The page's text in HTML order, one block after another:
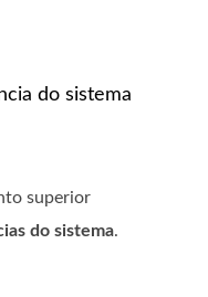
do sistema
superior
do sistema.